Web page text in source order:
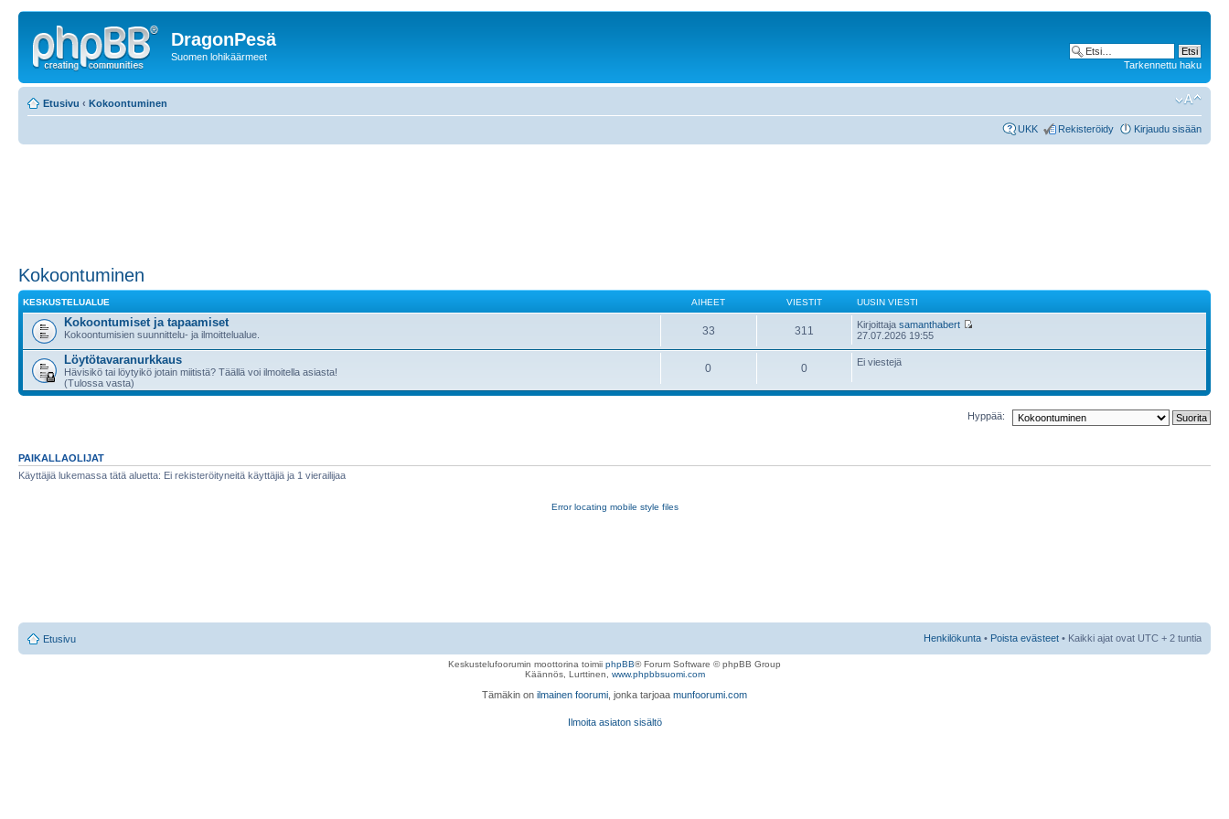
DragonPesä
Suomen lohikäärmeet
Tarkennettu haku
Etusivu ‹ Kokoontuminen
UKK Rekisteröidy Kirjaudu sisään
Kokoontuminen
KESKUSTELUALUE AIHEET VIESTIT UUSIN VIESTI
Kokoontumiset ja tapaamiset
Kokoontumisien suunnittelu- ja ilmoittelualue. 33 311 Kirjoittajasamanthabert
27.07.2026 19:55
Löytötavaranurkkaus
Hävisikö tai löytyikö jotain miitistä? Täällä voi ilmoitella asiasta!
(Tulossa vasta)
0 0 Ei viestejä
Hyppää:
PAIKALLAOLIJAT
Käyttäjiä lukemassa tätä aluetta: Ei rekisteröityneitä käyttäjiä ja 1 vierailijaa
Error locating mobile style files
Etusivu Henkilökunta • Poista evästeet • Kaikki ajat ovat UTC + 2 tuntia
Keskustelufoorumin moottorina toimii phpBB® Forum Software © phpBB Group
Käännös, Lurttinen, www.phpbbsuomi.com
Tämäkin on ilmainen foorumi , jonka tarjoaa munfoorumi.com
Ilmoita asiaton sisältö